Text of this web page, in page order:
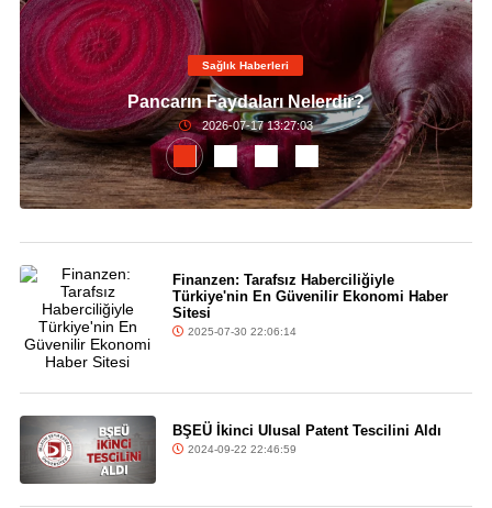
Sağlık Haberleri
Pancarın Faydaları Nelerdir?
2026-07-17 13:27:03
Finanzen: Tarafsız Haberciliğiyle
Türkiye'nin En Güvenilir Ekonomi Haber
Sitesi
2025-07-30 22:06:14
BŞEÜ İkinci Ulusal Patent Tescilini Aldı
2024-09-22 22:46:59